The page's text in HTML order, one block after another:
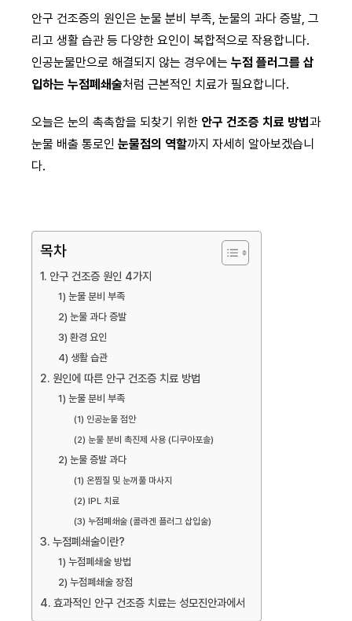
안구 건조증의 원인은 눈물 분비 부족, 눈물의 과다 증발, 그
리고 생활 습관 등 다양한 요인이 복합적으로 작용합니다.
인공눈물만으로 해결되지 않는 경우에는 누점 플러그를 삽
입하는 누점폐쇄술처럼 근본적인 치료가 필요합니다.
오늘은 눈의 촉촉함을 되찾기 위한 안구 건조증 치료 방법과
눈물 배출 통로인 눈물점의 역할까지 자세히 알아보겠습니
다.
목차
1. 안구 건조증 원인 4가지
1) 눈물 분비 부족
2) 눈물 과다 증발
3) 환경 요인
4) 생활 습관
2. 원인에 따른 안구 건조증 치료 방법
1) 눈물 분비 부족
(1) 인공눈물 점안
(2) 눈물 분비 촉진제 사용 (디쿠아포솔)
2) 눈물 증발 과다
(1) 온찜질 및 눈꺼풀 마사지
(2) IPL 치료
(3) 누점폐쇄술 (콜라겐 플러그 삽입술)
3. 누점폐쇄술이란?
1) 누점폐쇄술 방법
2) 누점폐쇄술 장점
4. 효과적인 안구 건조증 치료는 성모진안과에서